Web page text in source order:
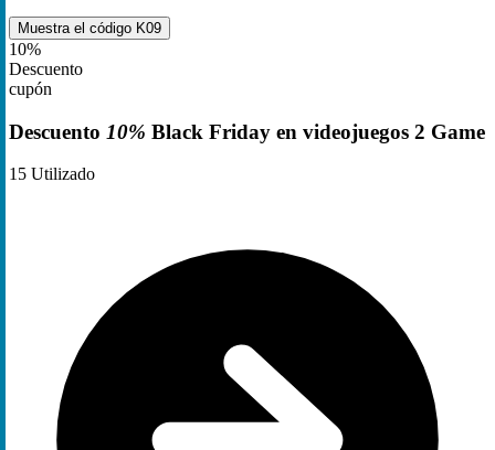
Muestra el código K09
10%
Descuento
cupón
Descuento 10% Black Friday en videojuegos 2 Game
15 Utilizado